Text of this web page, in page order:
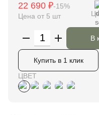
22 690 ₽-15%
Цена от 5 шт
В
Купить в 1 клик
ЦВЕТ